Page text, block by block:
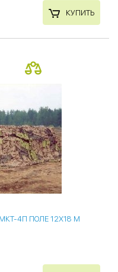
КУПИТЬ
4П ПОЛЕ 12Х18 М